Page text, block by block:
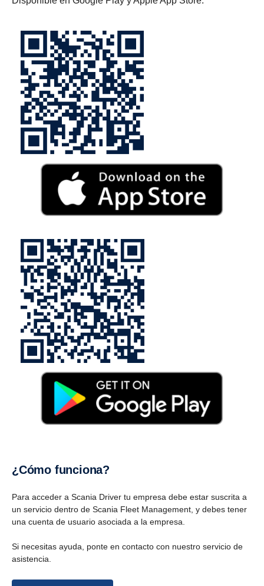
¿Cómo funciona?
Para acceder a Scania Driver tu empresa debe estar suscrita a
un servicio dentro de Scania Fleet Management, y debes tener
una cuenta de usuario asociada a la empresa.
Si necesitas ayuda, ponte en contacto con nuestro servicio de
asistencia.